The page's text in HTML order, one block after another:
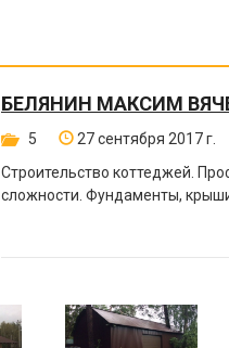
БЕЛЯНИН МАКСИМ
5 27 сентября 2017 г.
Строительство коттеджей.
сложности. Фундаменты,